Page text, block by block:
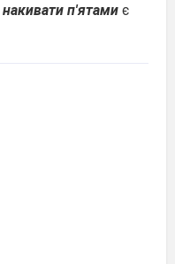
накивати п'ятами є